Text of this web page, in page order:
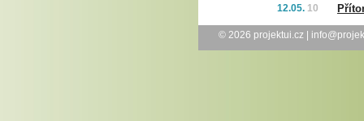
12.05. 10
© 2026 projektui.cz